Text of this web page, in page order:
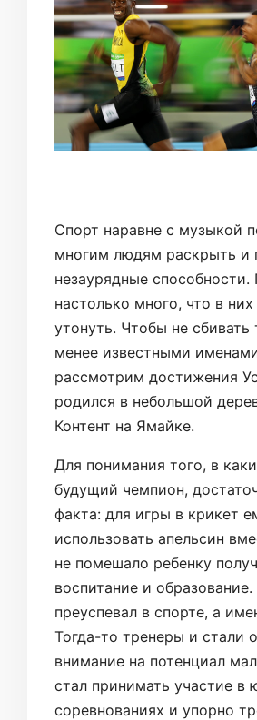
Спорт наравне с музыкой
многим людям раскрыть и
незаурядные
настолько много, что в
утонуть. Чтобы не сбивать
менее известными
рассмотрим достижения
родился в небольшой
Контент на Ямайке.
Для понимания того, в
будущий чемпион,
факта: для игры в крикет
использовать апельсин
не помешало ребенку
воспитание и
преуспевал в спорте, а
Тогда-то тренеры и стали
внимание на потенциал
стал принимать участие в
соревнованиях и упорно